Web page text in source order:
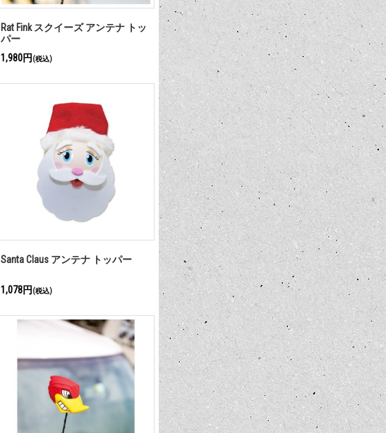
Rat Fink スクイーズ アンテナ トッ
パー
1,980円 (税込)
Santa Claus アンテナ トッパー
1,078円 (税込)